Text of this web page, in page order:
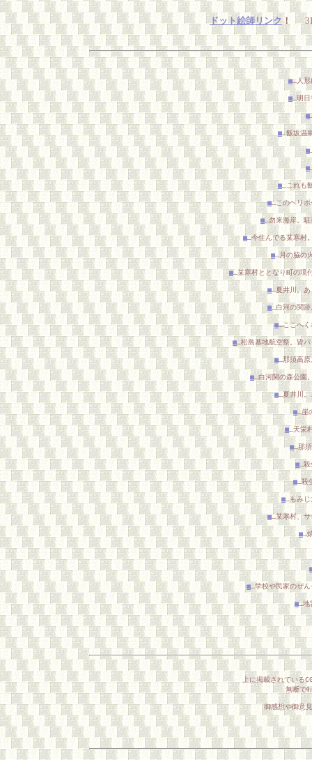
ドット絵師リンク ！
■…人形
■…明
■
■ …飯坂温
■
■
■ …これも
■…このヘリ
■ …勿来海岸。
■…今住んでる某寒村
■ …月の脇の
■…某寒村ととなり町の境
■…夏井川。
■ …白河の関
■…ここへ
■ …松島基地航空祭。皆
■…那須高
■…白河関の森公園
■…夏井川
■ …崖
■ …天栄
■…那
■…
■…殺
■ …もみ
■…某寒村、
■ …
■…学校や民家のぜ
■…地
上に掲載されている
無断で
御感想や御意